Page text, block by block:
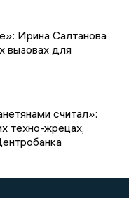
Ирина Салтанова
вызовах для
считал»:
техно-жрецах,